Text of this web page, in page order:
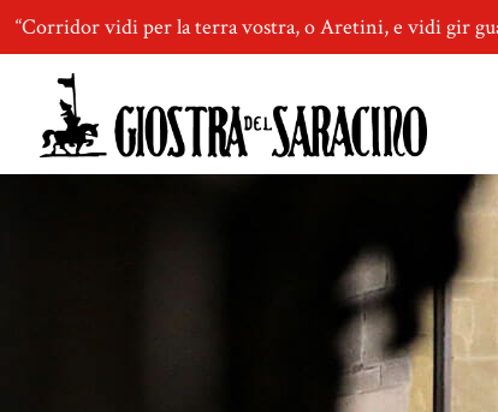
“Corridor vidi per la terra vostra, o Aretini, e vidi gir